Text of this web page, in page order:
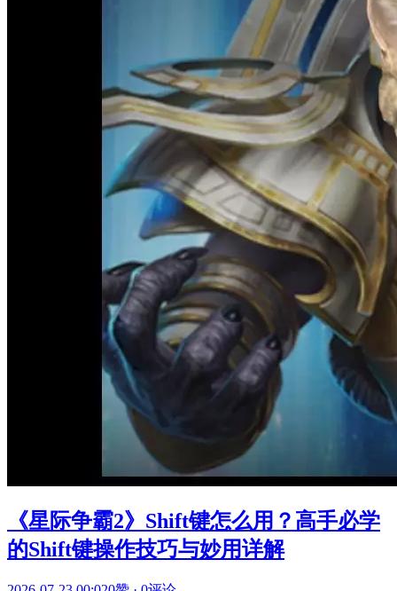
《星际争霸2》Shift键怎么用？高手必学
的Shift键操作技巧与妙用详解